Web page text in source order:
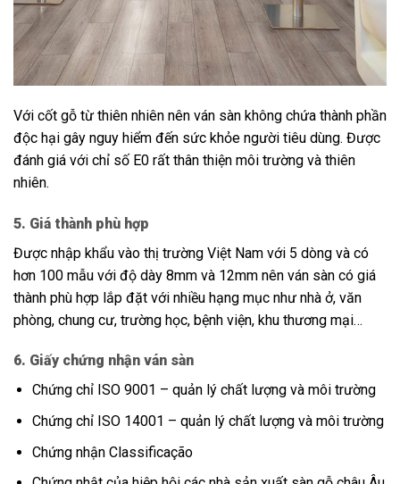
Với cốt gỗ từ thiên nhiên nên ván sàn không chứa thành phần
độc hại gây nguy hiểm đến sức khỏe người tiêu dùng. Được
đánh giá với chỉ số E0 rất thân thiện môi trường và thiên
nhiên.
5. Giá thành phù hợp
Được nhập khẩu vào thị trường Việt Nam với 5 dòng và có
hơn 100 mẫu với độ dày 8mm và 12mm nên ván sàn có giá
thành phù hợp lắp đặt với nhiều hạng mục như nhà ở, văn
phòng, chung cư, trường học, bệnh viện, khu thương mại…
6. Giấy chứng nhận ván sàn
Chứng chỉ ISO 9001 – quản lý chất lượng và môi trường
Chứng chỉ ISO 14001 – quản lý chất lượng và môi trường
Chứng nhận Classificação